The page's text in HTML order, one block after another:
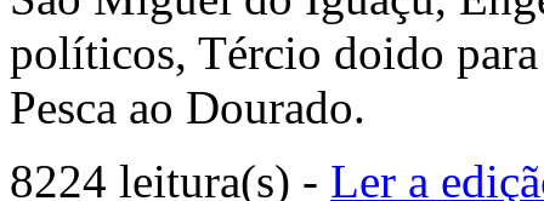
políticos, Tércio doido
Pesca ao Dourado.
8224 leitura(s) - Ler a